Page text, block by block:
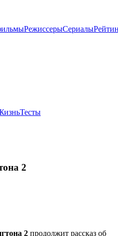
РежиссерыСериалы
Тесты
2
2 продолжит рассказ об